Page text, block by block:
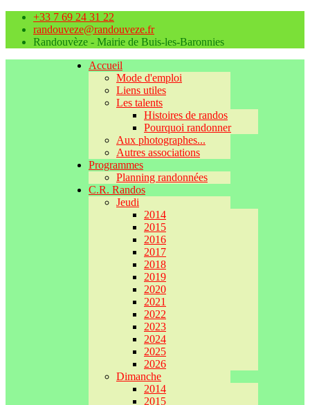
+33 7 69 24 31 22
randouveze@randouveze.fr
Randouvèze - Mairie de Buis-les-Baronnies
Accueil
Mode d'emploi
Liens utiles
Les talents
Histoires de randos
Pourquoi randonner
Aux photographes...
Autres associations
Programmes
Planning randonnées
C.R. Randos
Jeudi
2014
2015
2016
2017
2018
2019
2020
2021
2022
2023
2024
2025
2026
Dimanche
2014
2015